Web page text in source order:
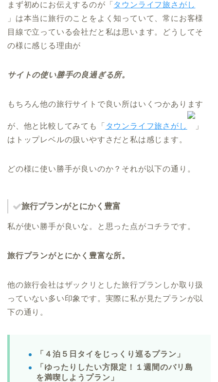
まず初めにお伝えするのが「 タウンライフ旅さがし
」は本当に旅行のことをよく知っていて、常にお客様
目線で立っている会社だと私は思います。どうしてそ
の様に感じる理由が
サイトの使い勝手の良過ぎる所。
もちろん他の旅行サイトで良い所はいくつかあります
が、他と比較してみても「 タウンライフ旅さがし
」
はトップレベルの扱いやすさだと私は感じます。
どの様に使い勝手が良いのか？それが以下の通り。
旅行プランがとにかく豊富
私が使い勝手が良いな。と思った点がコチラです。
旅行プランがとにかく豊富な所。
他の旅行会社はザックリとした旅行プランしか取り扱
っていない多い印象です。実際に私が見たプランが以
下の通り。
「４泊５日タイをじっくり巡るプラン」
「ゆったりしたい方限定！１週間のバリ島
を満喫しようプラン」